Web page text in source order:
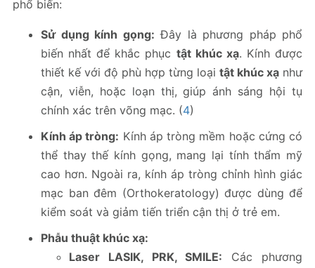
phổ biến:
Sử dụng kính gọng: Đây là phương pháp phổ
biến nhất để khắc phục tật khúc xạ. Kính được
thiết kế với độ phù hợp từng loại tật khúc xạ như
cận, viễn, hoặc loạn thị, giúp ánh sáng hội tụ
chính xác trên võng mạc. (4)
Kính áp tròng: Kính áp tròng mềm hoặc cứng có
thể thay thế kính gọng, mang lại tính thẩm mỹ
cao hơn. Ngoài ra, kính áp tròng chỉnh hình giác
mạc ban đêm (Orthokeratology) được dùng để
kiểm soát và giảm tiến triển cận thị ở trẻ em.
Phẫu thuật khúc xạ:
Laser LASIK, PRK, SMILE: Các phương